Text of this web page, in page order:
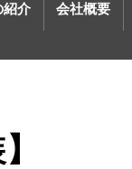
紹介 会社概要